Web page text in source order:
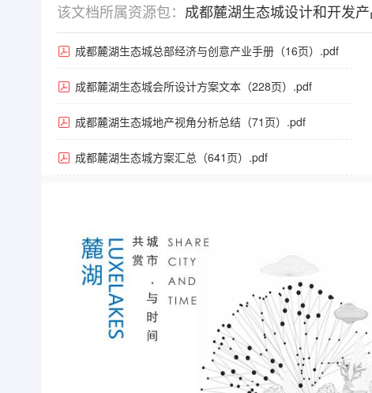
该文档所属资源包： 成都麓湖生态城设计和开发
成都麓湖生态城总部经济与创意产业手册（16页）.pdf
成都麓湖生态城会所设计方案文本（228页）.pdf
成都麓湖生态城地产视角分析总结（71页）.pdf
成都麓湖生态城方案汇总（641页）.pdf